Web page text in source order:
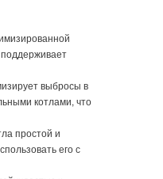
выбросы в
котлами, что
простой и
его с